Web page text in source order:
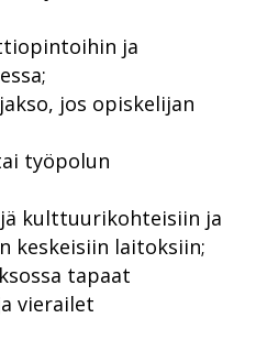
ja
jos opiskelijan
työpolun
kulttuurikohteisiin ja
keskeisiin laitoksiin;
tapaat
vierailet